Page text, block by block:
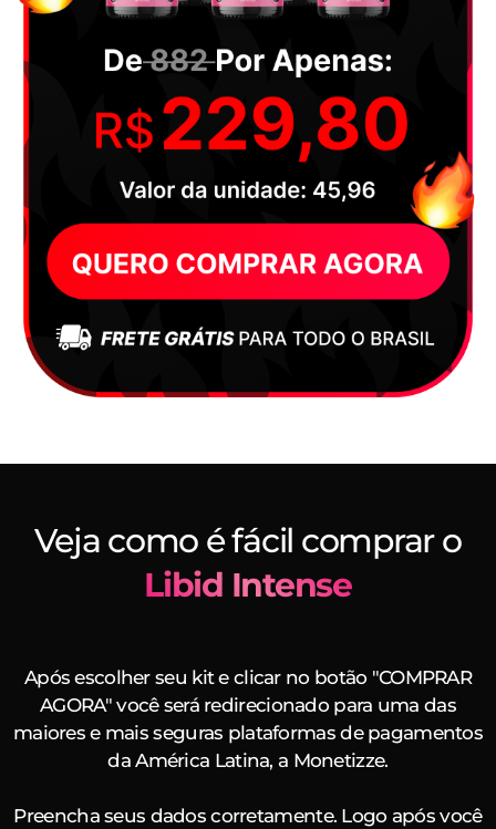
Veja como é fácil comprar o
Libid Intense
Após escolher seu kit e clicar no botão "COMPRAR
AGORA" você será redirecionado para uma das
maiores e mais seguras plataformas de pagamentos
da América Latina, a Monetizze.
Preencha seus dados corretamente. Logo após você